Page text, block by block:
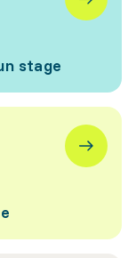
stage